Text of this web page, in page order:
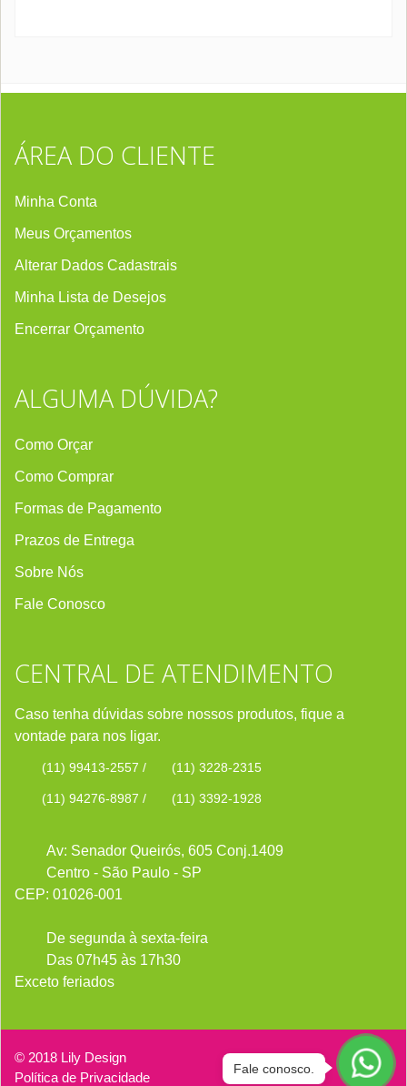
ÁREA DO CLIENTE
Minha Conta
Meus Orçamentos
Alterar Dados Cadastrais
Minha Lista de Desejos
Encerrar Orçamento
ALGUMA DÚVIDA?
Como Orçar
Como Comprar
Formas de Pagamento
Prazos de Entrega
Sobre Nós
Fale Conosco
CENTRAL DE ATENDIMENTO
Caso tenha dúvidas sobre nossos produtos, fique a
vontade para nos ligar.
(11) 99413-2557 / (11) 3228-2315
(11) 94276-8987 / (11) 3392-1928
Av: Senador Queirós, 605 Conj.1409
Centro - São Paulo - SP
CEP: 01026-001
De segunda à sexta-feira
Das 07h45 às 17h30
Exceto feriados
© 2018 Lily Design
Política de Privacidade
Fale conosco.